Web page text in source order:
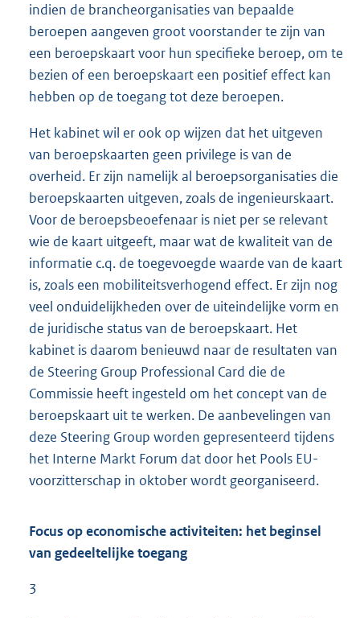
indien de brancheorganisaties van bepaalde
beroepen aangeven groot voorstander te zijn van
een beroepskaart voor hun specifieke beroep, om te
bezien of een beroepskaart een positief effect kan
hebben op de toegang tot deze beroepen.
Het kabinet wil er ook op wijzen dat het uitgeven
van beroepskaarten geen privilege is van de
overheid. Er zijn namelijk al beroepsorganisaties die
beroepskaarten uitgeven, zoals de ingenieurskaart.
Voor de beroepsbeoefenaar is niet per se relevant
wie de kaart uitgeeft, maar wat de kwaliteit van de
informatie c.q. de toegevoegde waarde van de kaart
is, zoals een mobiliteitsverhogend effect. Er zijn nog
veel onduidelijkheden over de uiteindelijke vorm en
de juridische status van de beroepskaart. Het
kabinet is daarom benieuwd naar de resultaten van
de Steering Group Professional Card die de
Commissie heeft ingesteld om het concept van de
beroepskaart uit te werken. De aanbevelingen van
deze Steering Group worden gepresenteerd tijdens
het Interne Markt Forum dat door het Pools EU-
voorzitterschap in oktober wordt georganiseerd.
Focus op economische activiteiten: het beginsel
van gedeeltelijke toegang
3